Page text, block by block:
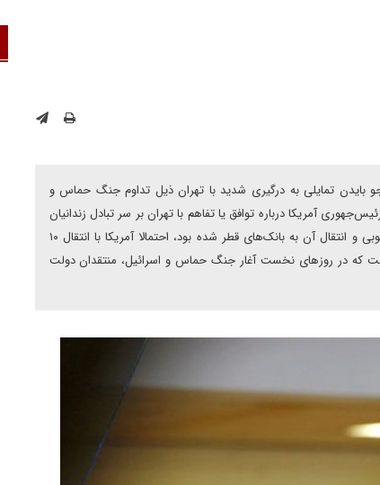
بایدن تمایلی به درگیری شدید با تهران ذیل تداوم جنگ حماس و
آمریکا درباره توافق یا تفاهم با تهران بر سر تبادل زندانیان
دوتابعیتی و آزادی شش میلیارد دلار از پول‌های بلوکه‌شده ایران نزد بانک‌های کره جنوبی و انتقال آن به بانک‌های قطر شده بود، احتمالا آمریکا با انتقال ۱۰
است که در روزهای نخست آغار جنگ حماس و اسرائیل، منتقدان دولت